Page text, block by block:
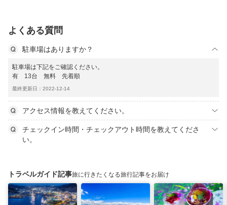
よくある質問
駐車場はありますか？
駐車場は下記をご確認ください。
有 13台 無料 先着順
最終更新日：2022-12-14
アクセス情報を教えてください。
チェックイン時間・チェックアウト時間を教えてくださ
い。
トラベルガイド記事旅に行きたくなる旅行記事をお届け